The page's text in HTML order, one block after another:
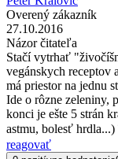
Overený zákazník
27.10.2016
Názor čitateľa
Stačí vytrhať
vegánskych receptov
má priestor na jednu
Ide o rôzne zeleniny,
konci je ešte 5 strán
astmu, bolesť
reagovať